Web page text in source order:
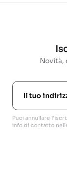
Novità,
Puoi annullare
info di contatto